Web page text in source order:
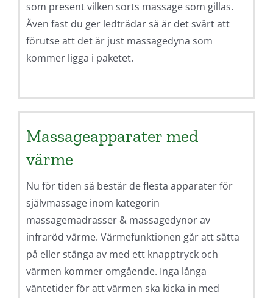
som present vilken sorts massage som gillas.
Även fast du ger ledtrådar så är det svårt att
förutse att det är just massagedyna som
kommer ligga i paketet.
Massageapparater med
värme
Nu för tiden så består de flesta apparater för
självmassage inom kategorin
massagemadrasser & massagedynor av
infraröd värme. Värmefunktionen går att sätta
på eller stänga av med ett knapptryck och
värmen kommer omgående. Inga långa
väntetider för att värmen ska kicka in med